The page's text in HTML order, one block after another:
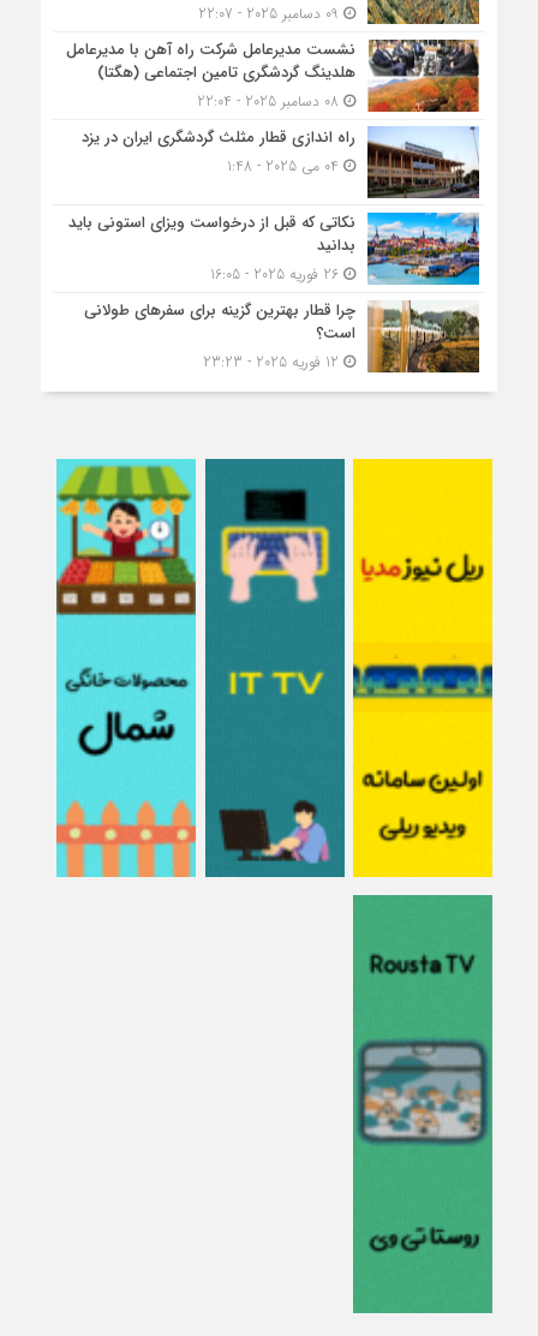
نشست مدیرعامل شرکت راه آهن با مدیرعامل
هلدینگ گردشگری تامین اجتماعی (هگتا)
راه اندازی قطار مثلث گردشگری ایران در یزد
نکاتی که قبل از درخواست ویزای استونی باید
بدانید
26 فوریه 2025 - 16:05
چرا قطار بهترین گزینه برای سفرهای طولانی
است؟